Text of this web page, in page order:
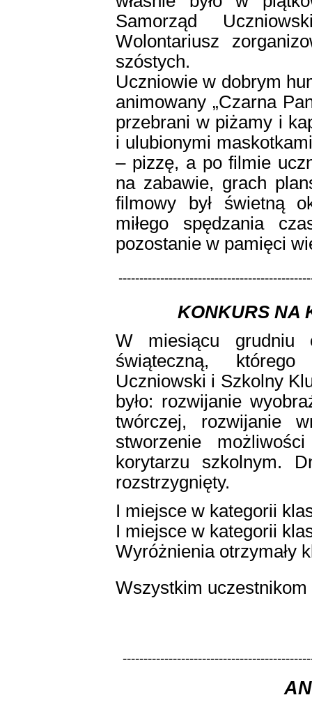
Samorząd
Wolontariusz
szóstych.
Uczniowie w dobrym
animowany „Czarna
przebrani w piżamy i
i ulubionymi
– pizzę, a po filmie
na zabawie, grach
filmowy był świetną
miłego spędzania
pozostanie w pamięci
KONKURS NA
W miesiącu grudniu
świąteczną,
Uczniowski i Szkolny
było: rozwijanie
twórczej, rozwijanie
stworzenie
korytarzu szkolnym.
rozstrzygnięty.
I miejsce w kategorii
I miejsce w kategorii
Wyróżnienia otrzymały
Wszystkim